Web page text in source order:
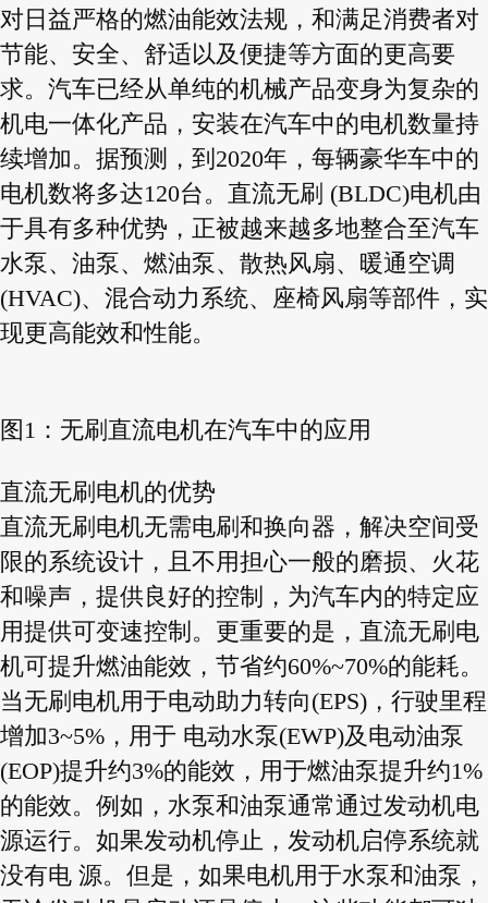
对日益严格的燃油能效法规，和满足消费者对
节能、安全、舒适以及便捷等方面的更高要
求。汽车已经从单纯的机械产品变身为复杂的
机电一体化产品，安装在汽车中的电机数量持
续增加。据预测，到2020年，每辆豪华车中的
电机数将多达120台。直流无刷 (BLDC)电机由
于具有多种优势，正被越来越多地整合至汽车
水泵、油泵、燃油泵、散热风扇、暖通空调
(HVAC)、混合动力系统、座椅风扇等部件，实
现更高能效和性能。
图1：无刷直流电机在汽车中的应用
直流无刷电机的优势
直流无刷电机无需电刷和换向器，解决空间受
限的系统设计，且不用担心一般的磨损、火花
和噪声，提供良好的控制，为汽车内的特定应
用提供可变速控制。更重要的是，直流无刷电
机可提升燃油能效，节省约60%~70%的能耗。
当无刷电机用于电动助力转向(EPS)，行驶里程
增加3~5%，用于 电动水泵(EWP)及电动油泵
(EOP)提升约3%的能效，用于燃油泵提升约1%
的能效。例如，水泵和油泵通常通过发动机电
源运行。如果发动机停止，发动机启停系统就
没有电 源。但是，如果电机用于水泵和油泵，